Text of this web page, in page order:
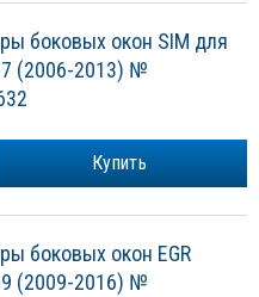
боковых окон SIM для
7 (2006-2013) №
Купить
боковых окон EGR
9 (2009-2016) №